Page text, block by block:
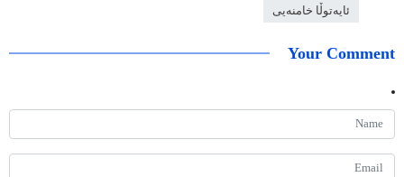
ئایەتوڵا خامنەیی
Your Comment